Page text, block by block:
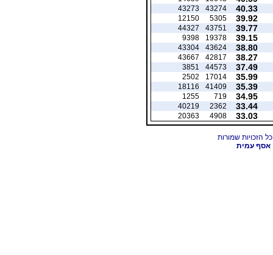
40.33
43274
43273
39.92
5305
12150
39.77
43751
44327
39.15
19378
9398
38.80
43624
43304
38.27
42817
43667
37.49
44573
3851
35.99
17014
2502
35.39
41409
18116
34.95
719
1255
33.44
2362
40219
33.03
4908
20363
אסף עמית